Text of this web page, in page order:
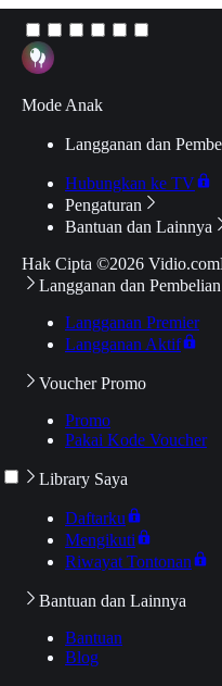
Mode Anak
Langganan dan
Hubungkan ke TV
Pengaturan
Bantuan dan Lainnya
Hak Cipta ©2026 Vidio.com
Langganan dan Pembelian
Langganan Premier
Langganan Aktif
Voucher Promo
Promo
Pakai Kode Voucher
Library Saya
Daftarku
Mengikuti
Riwayat Tontonan
Bantuan dan Lainnya
Bantuan
Blog